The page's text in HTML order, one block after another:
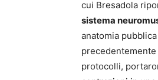
cui Bresadola
sistema
anatomia
protocolli,